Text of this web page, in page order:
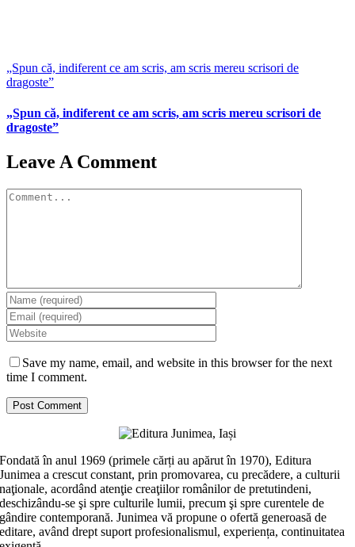
„Spun că, indiferent ce am scris, am scris mereu scrisori de
dragoste”
„Spun că, indiferent ce am scris, am scris mereu scrisori de
dragoste”
Leave A Comment
Comment
Save my name, email, and website in this browser for the next
time I comment.
Fondată în anul 1969 (primele cărți au apărut în 1970), Editura
Junimea a crescut constant, prin promovarea, cu precădere, a culturii
naţionale, acordând atenţie creaţiilor românilor de pretutindeni,
deschizându-se şi spre culturile lumii, precum şi spre curentele de
gândire contemporană. Junimea vă propune o ofertă generoasă de
editare, având drept suport profesionalismul, experiența, continuitatea